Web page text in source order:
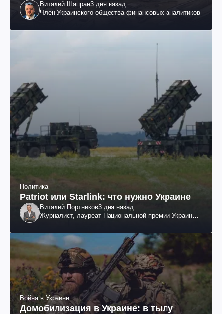
Виталий Шапран3 дня назад
Член Украинского общества финансовых аналитиков
Политика
Patriot или Starlink: что нужно Украине
Виталий Портников3 дня назад
Журналист, лауреат Национальной премии Украины
Война в Украине
Домобилизация в Украине: в тылу